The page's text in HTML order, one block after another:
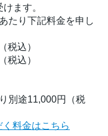
ます。
たり下記料金を申し
税込）
税込）
別途11,000円（税
料金はこちら